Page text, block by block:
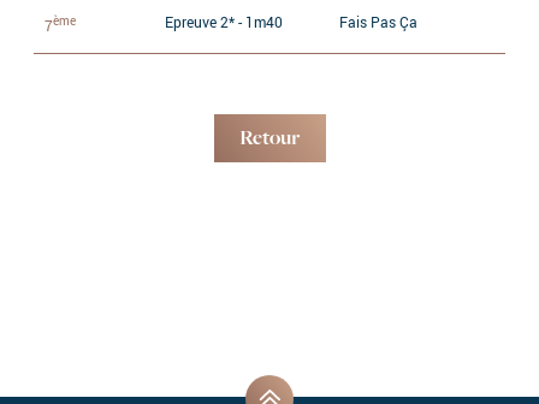
7ème Epreuve 2* - 1m40 Fais Pas Ça
Retour